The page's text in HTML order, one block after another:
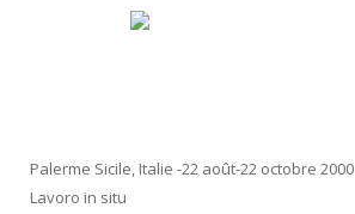
Palerme Sicile, Italie -22 août-22 octobre 2000
Lavoro in situ